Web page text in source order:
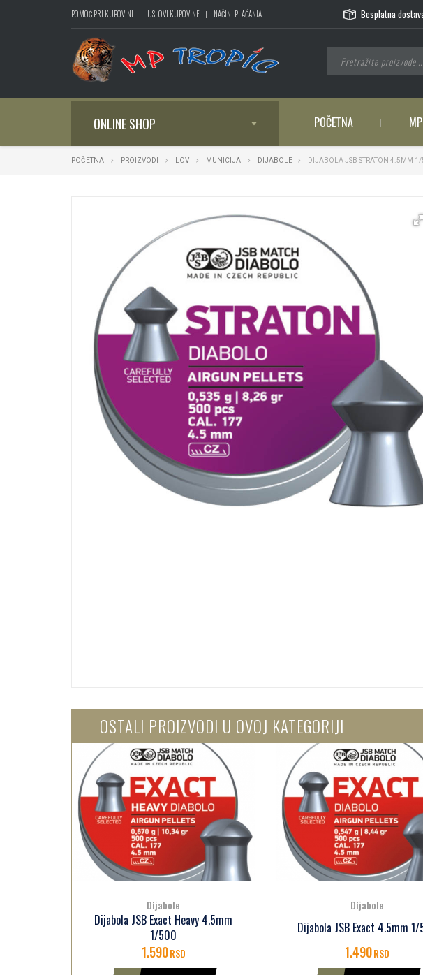
POMOĆ PRI KUPOVINI USLOVI KUPOVINE NAČINI PLAĆANJA Besplatna
ONLINE SHOP POČETNA
POČETNA PROIZVODI LOV MUNICIJA DIJABOLE DIJABOLA JSB STRATON 4.5MM
OSTALI PROIZVODI U OVOJ KATEGORIJI
Dijabole
Dijabola JSB Exact 4.5mm 1/500
1.490RSD
Dijabole
Dijabola JSB Exact
4.5mm 1/400
1.790RSD